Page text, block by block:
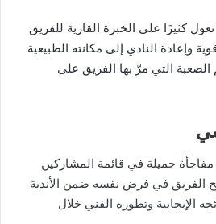
كثيرًا على الخبرة القارية للفريق
وإعادة النادي إلى مكانته الطبيعية
الصعبة التي مرّ بها الفريق على
جميلة في قائمة المشاركين
الفريق في فرض نفسه ضمن الأندية
الإيجابية وتطوره الفني خلال